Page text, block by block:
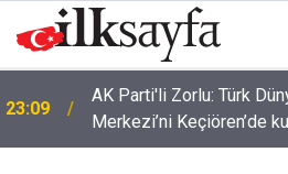
23:09
AK Parti'li Zorlu: Türk
Merkezi’ni Keçiören’de